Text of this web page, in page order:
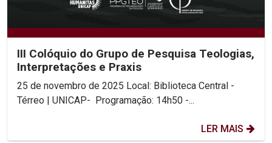
III Colóquio do Grupo de Pesquisa Teologias,
Interpretações e Praxis
25 de novembro de 2025 Local: Biblioteca Central -
Térreo | UNICAP- Programação: 14h50 -...
LER MAIS